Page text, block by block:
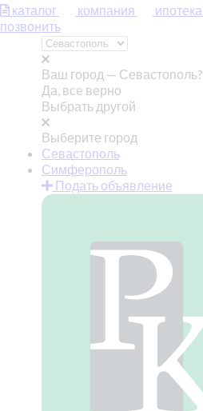
каталог компания ипотека
позвонить
Ваш город — Севастополь?
Да, все верно
Выбрать другой
Выберите город
Севастополь
Симферополь
Подать объявление